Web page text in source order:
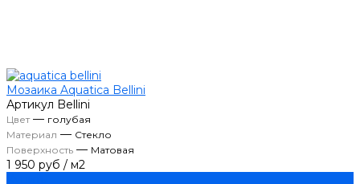
Мозаика Aquatica Bellini
Артикул Bellini
Цвет— голубая
Материал — Стекло
Поверхность — Матовая
1 950 руб / м2